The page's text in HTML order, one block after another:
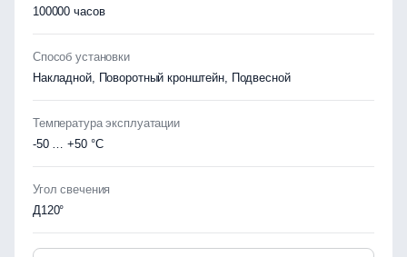
100000 часов
Способ установки
Накладной, Поворотный кронштейн, Подвесной
Температура эксплуатации
-50 … +50 °C
Угол свечения
Д120°